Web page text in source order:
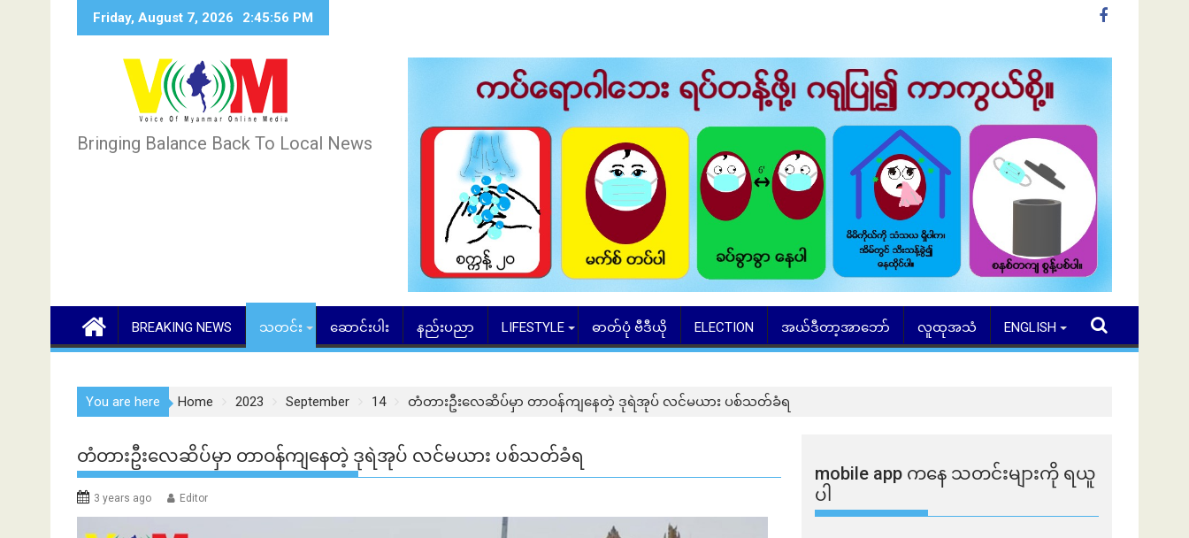
Friday, August 7, 2026 2:45:57 PM
Bringing Balance Back To Local News
BREAKING NEWS သတင်း ဆောင်းပါး နည်းပညာ LIFESTYLE ဓာတ်ပုံ ဗီဒီယို ELECTION အယ်ဒီတာ့အာဘော် လူထုအသံ ENGLISH
You are here Home 2023 September 14 တံတားဦးလေဆိပ်မှာ တာဝန်ကျနေတဲ့ ဒုရဲအုပ် လင်မယား ပစ်သတ်ခံရ
တံတားဦးလေဆိပ်မှာ တာဝန်ကျနေတဲ့ ဒုရဲအုပ် လင်မယား ပစ်သတ်ခံရ
3 years ago Editor
mobile app ​​ကနေ ​​သတင်းများကို ရယူ
ပါ